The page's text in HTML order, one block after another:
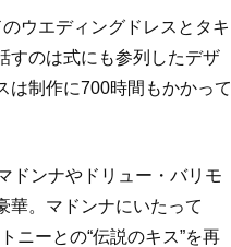
ウエディングドレスとタキ
すのは式にも参列したデザ
は制作に700時間もかかって
ドンナやドリュー・バリモ
華。マドンナにいたって
ニーとの“伝説のキス”を再